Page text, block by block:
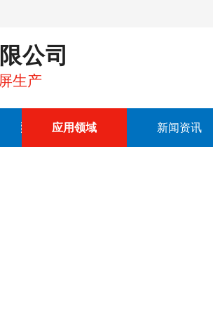
公司
生产
应用领域 新闻资讯